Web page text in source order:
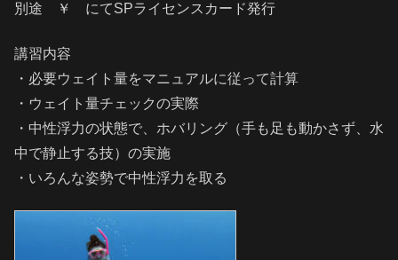
別途 ￥ にてSPライセンスカード発行
講習内容
・必要ウェイト量をマニュアルに従って計算
・ウェイト量チェックの実際
・中性浮力の状態で、ホバリング（手も足も動かさず、水
中で静止する技）の実施
・いろんな姿勢で中性浮力を取る